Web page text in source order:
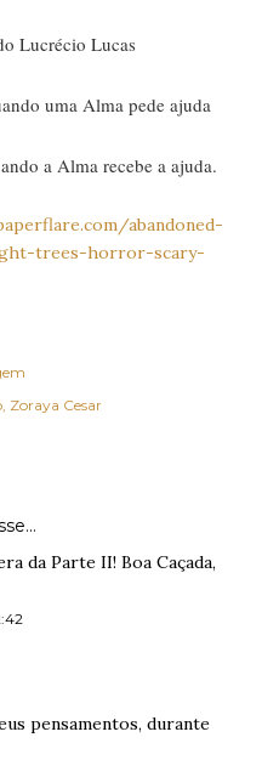
Lucrécio Lucas
uma Alma pede ajuda
a Alma recebe a ajuda.
abandoned-
trees-horror-scary-
Zoraya Cesar
da Parte II! Boa Caçada,
pensamentos, durante